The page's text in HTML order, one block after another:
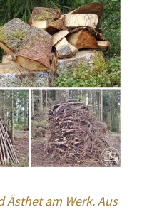
am Werk. Aus